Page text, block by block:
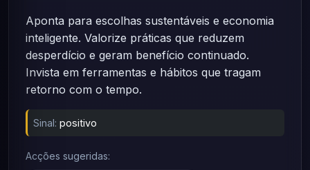
Aponta para escolhas sustentáveis e economia
inteligente. Valorize práticas que reduzem
desperdício e geram benefício continuado.
Invista em ferramentas e hábitos que tragam
retorno com o tempo.
Sinal: positivo
Acções sugeridas: